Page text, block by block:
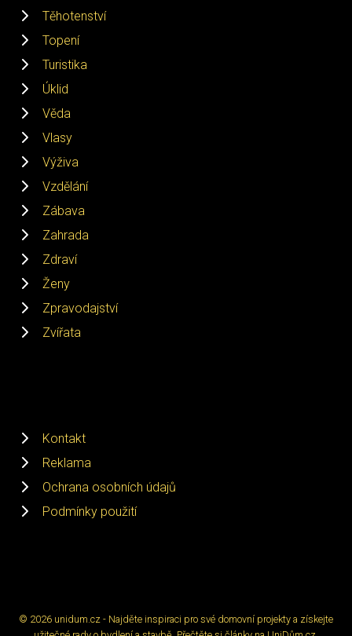
Těhotenství
Topení
Turistika
Úklid
Věda
Vlasy
Výživa
Vzdělání
Zábava
Zahrada
Zdraví
Ženy
Zpravodajství
Zvířata
Kontakt
Reklama
Ochrana osobních údajů
Podmínky použití
© 2026 unidum.cz - Najděte inspiraci pro své domovní projekty a získejte